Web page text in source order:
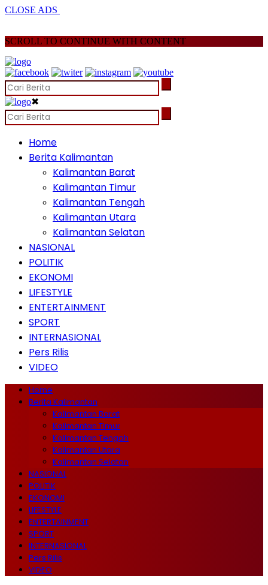
CLOSE ADS
SCROLL TO CONTINUE WITH CONTENT
✖
Home
Berita Kalimantan
Kalimantan Barat
Kalimantan Timur
Kalimantan Tengah
Kalimantan Utara
Kalimantan Selatan
NASIONAL
POLITIK
EKONOMI
LIFESTYLE
ENTERTAINMENT
SPORT
INTERNASIONAL
Pers Rilis
VIDEO
Home
Berita Kalimantan
Kalimantan Barat
Kalimantan Timur
Kalimantan Tengah
Kalimantan Utara
Kalimantan Selatan
NASIONAL
POLITIK
EKONOMI
LIFESTYLE
ENTERTAINMENT
SPORT
INTERNASIONAL
Pers Rilis
VIDEO